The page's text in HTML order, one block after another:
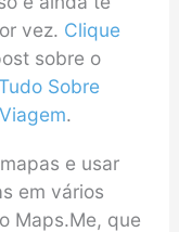
vez. Clique
sobre o
Tudo Sobre
.
e usar
em vários
Maps.Me, que